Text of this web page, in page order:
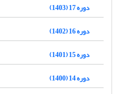
دوره 17 (1403)
دوره 16 (1402)
دوره 15 (1401)
دوره 14 (1400)